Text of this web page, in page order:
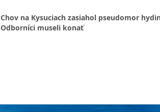
Chov na Kysuciach zasiahol pseudomor
Odborníci museli konať